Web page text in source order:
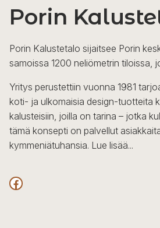
Porin
Porin Kalustetalo sijaitsee Porin
samoissa 1200 neliömetrin tiloissa,
Yritys perustettiin vuonna 1981
koti- ja ulkomaisia design-tuotteita
kalusteisiin, joilla on tarina – jotka
tämä konsepti on palvellut
kymmeniätuhansia. Lue lisää...
Facebook